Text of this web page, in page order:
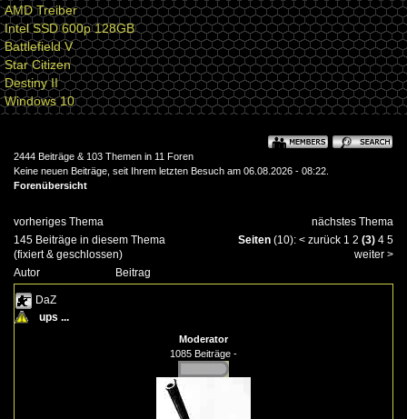
AMD Treiber
Intel SSD 600p 128GB
Battlefield V
Star Citizen
Destiny II
Windows 10
2444 Beiträge & 103 Themen in 11 Foren
Keine neuen Beiträge, seit Ihrem letzten Besuch am 06.08.2026 - 08:22.
Forenübersicht
vorheriges Thema
nächstes Thema
145 Beiträge in diesem Thema
(fixiert & geschlossen)
Seiten (10): < zurück 1 2 (3) 4 5
weiter >
Autor
Beitrag
DaZ
ups ...
Moderator
1085 Beiträge -